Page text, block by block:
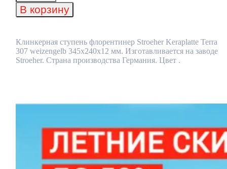
ступень
флорентинер
Terra
307
weizengelb
В корзину
Клинкерная ступень флорентинер Stroeher Keraplatte Terra
307 weizengelb 345х240х12 мм. Изготавливается на заводе
Stroeher. Страна производства Германия. Цвет .